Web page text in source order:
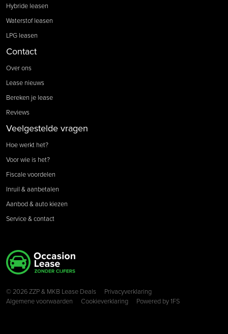
Hybride leasen
Waterstof leasen
LPG leasen
Contact
Over ons
Lease nieuws
Bereken je lease
Reviews
Veelgestelde vragen
Hoe werkt het?
Voor wie is het?
Fiscale voordelen
Inruil & aanbetalen
Aanbod & auto kiezen
Service & contact
Copyright navigation
© 2026 ZZP & MKB Lease Deals
Privacyverklaring
Algemene voorwaarden
Cookieverklaring Powered by1FS